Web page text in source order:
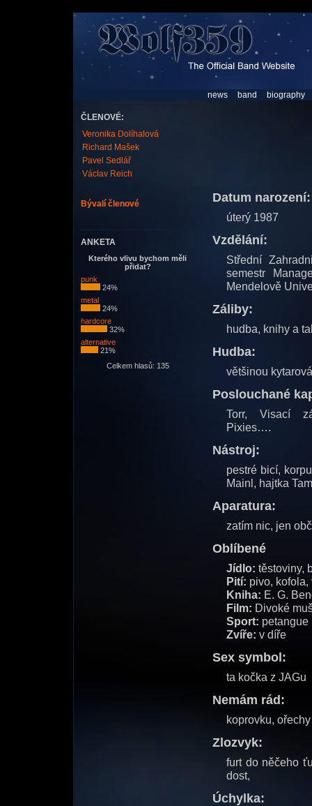
news band biography
ČLENOVÉ:
Veronika Dolíhalová
Richard Mašek
Pavel Sedlář
Václav Reich
Bývalí členové
ANKETA
Kterého vlivu bychom měli
přidat?
punk
24%
metal
24%
hardcore
32%
alternative
21%
Celkem hlasů: 135
Datum narození:
úterý 1987
Vzdělání:
Střední
semestr
Mendelově
Záliby:
hudba, knihy a
Hudba:
většinou kytarová
Poslouchané
Torr, Visací
Pixies….
Nástroj:
pestré bicí,
Mainl, hajtka
Aparatura:
zatím nic, jen
Oblíbené
Jídlo: těstoviny,
Pití: pivo,
Kniha: E. G.
Film: Divoké
Sport: petangue
Zvíře: v díře
Sex symbol:
ta kočka z JAGu
Nemám rád:
koprovku,
Zlozvyk:
furt do něčeho
dost,
Úchylka: